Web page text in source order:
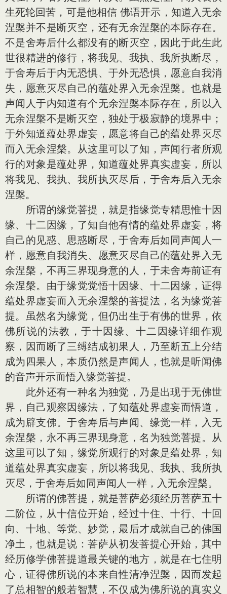
生死轮回苦，可是他相信 佛语开示，知道入无余
涅槃并不是断灭空，还有无余涅槃的本际存在。
不是舍寿后什么都没有的断灭空，因此于此生此
世很精进的修行，将我见、我执、我所执断尽，
于舍寿后于内无恐惧、于外无恐惧，愿意自我消
失，愿意灭尽自己的蕴处界入无余涅槃。也就是
声闻人于内知道有个无余涅槃本际存在，所以入
无余涅槃不是断灭空，独处于极寂静的境界中；
于外知道蕴处界虚妄，愿意将自己的蕴处界灭尽
而入无余涅槃。从这里可以了知，声闻行者所观
行的对象是蕴处界，知道蕴处界真实虚妄，所以
将我见、我执、我所执灭尽后，于舍寿后入无余
涅槃。
所谓的缘觉菩提，就是指缘觉专精思惟十因
缘、十二因缘，了知自他有情的蕴处界虚妄，将
自己的见惑、思惑断尽，于舍寿后如同声闻人一
样，愿意自我消失、愿意灭尽自己的蕴处界入无
余涅槃，不再三界现身意的人，于未舍寿前证有
余涅槃。由于缘觉觉悟十因缘、十二因缘，证得
蕴处界虚妄而入无余涅槃的菩提法，名为缘觉菩
提。虽然名为缘觉，但仍出生于有佛的世界，依
佛所说的法教，于十因缘、十二因缘详细作观
察，因而断了三缚结成初果人，乃至断五上分结
成为四果人，本质仍然是声闻人，也就是听闻佛
的音声开示而悟入缘觉菩提。
此外还有一种名为独觉，乃是出现于无佛世
界，自己观察因缘法，了知蕴处界虚妄而悟道，
成为辟支佛。于舍寿后与声闻、缘觉一样，入无
余涅槃，永不再三界现身意，名为独觉菩提。从
这里可以了知，缘觉所观行的对象是蕴处界，知
道蕴处界真实虚妄，所以将我见、我执、我所执
灭尽，于舍寿后如同声闻人一样，入无余涅槃。
所谓的佛菩提，就是菩萨必须经历菩萨五十
二阶位，从十信位开始，经过十住、十行、十回
向、十地、等觉、妙觉，最后才成就自己的佛国
净土，也就是说：菩萨从初发菩提心开始，其中
经历修学佛菩提道最关键的地方，就是在七住明
心，证得佛所说的本来自性清净涅槃，因而发起
了总相智的般若智慧，不仅成为佛所说的真实义